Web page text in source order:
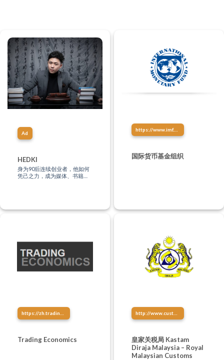
Ad
HEDKI
身为90后连续创业者，他如何
凭己之力，成为媒体、书籍、
https://www.imf.org/zh/home
国际货币基金组织
Trading Economics
http://www.customs.gov.my/
皇家关税局 Kastam
Diraja Malaysia – Royal
Malaysian Customs